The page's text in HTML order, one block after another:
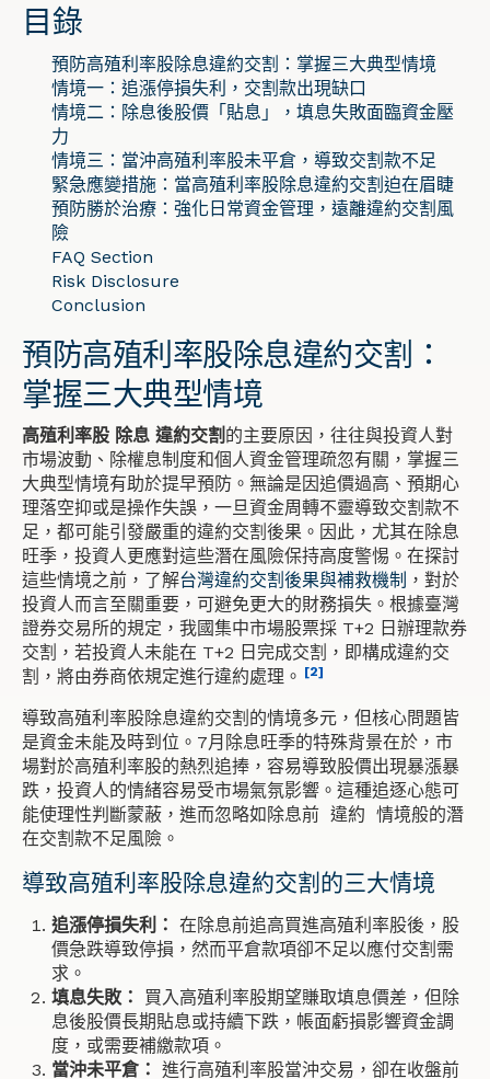
目錄
預防高殖利率股除息違約交割：掌握三大典型情境
情境一：追漲停損失利，交割款出現缺口
情境二：除息後股價「貼息」，填息失敗面臨資金壓
力
情境三：當沖高殖利率股未平倉，導致交割款不足
緊急應變措施：當高殖利率股除息違約交割迫在眉睫
預防勝於治療：強化日常資金管理，遠離違約交割風
險
FAQ Section
Risk Disclosure
Conclusion
預防高殖利率股除息違約交割：
掌握三大典型情境
高殖利率股 除息 違約交割 的主要原因，往往與投資人對
市場波動、除權息制度和個人資金管理疏忽有關，掌握三
大典型情境有助於提早預防。無論是因追價過高、預期心
理落空抑或是操作失誤，一旦資金周轉不靈導致交割款不
足，都可能引發嚴重的違約交割後果。因此，尤其在除息
旺季，投資人更應對這些潛在風險保持高度警惕。在探討
這些情境之前，了解台灣違約交割後果與補救機制 ，對於
投資人而言至關重要，可避免更大的財務損失。根據臺灣
證券交易所的規定，我國集中市場股票採 T+2 日辦理款券
交割，若投資人未能在 T+2 日完成交割，即構成違約交
割，將由券商依規定進行違約處理。 [2]
導致高殖利率股除息違約交割的情境多元，但核心問題皆
是資金未能及時到位。7月除息旺季的特殊背景在於，市
場對於高殖利率股的熱烈追捧，容易導致股價出現暴漲暴
跌 ，投資人的情緒容易受市場氣氛影響。這種追逐心態可
能使理性判斷蒙蔽，進而忽略如除息前 違約 情境般的潛
在交割款不足風險。
導致高殖利率股除息違約交割的三大情境
追漲停損失利： 在除息前追高買進高殖利率股後，股
價急跌導致停損，然而平倉款項卻不足以應付交割需
求。
填息失敗：
買入高殖利率股期望賺取填息價差，但除
息後股價長期貼息或持續下跌，帳面虧損影響資金調
度，或需要補繳款項。
當沖未平倉： 進行高殖利率股當沖交易，卻在收盤前